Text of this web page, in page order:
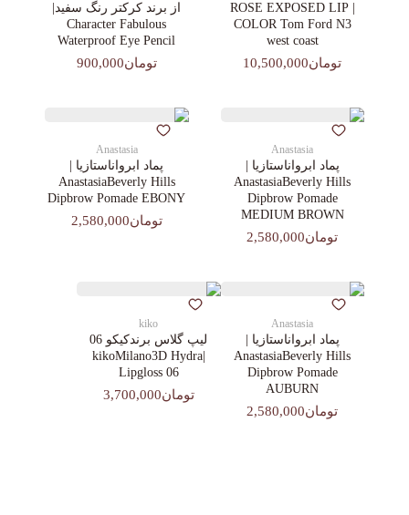
| ROSE EXPOSED LIP
COLOR Tom Ford N3
west coast
تومان10,500,000
از برند کرکتر رنگ سفید|
Character Fabulous
Waterproof Eye Pencil
تومان900,000
Anastasia
پماد ابرواناستازیا |
AnastasiaBeverly Hills
Dipbrow Pomade
MEDIUM BROWN
تومان2,580,000
Anastasia
پماد ابرواناستازیا |
AnastasiaBeverly Hills
Dipbrow Pomade EBONY
تومان2,580,000
Anastasia
پماد ابرواناستازیا |
AnastasiaBeverly Hills
Dipbrow Pomade
AUBURN
تومان2,580,000
kiko
لیپ گلاس‌ برندکیکو 06
|kikoMilano3D Hydra
Lipgloss 06
تومان3,700,000